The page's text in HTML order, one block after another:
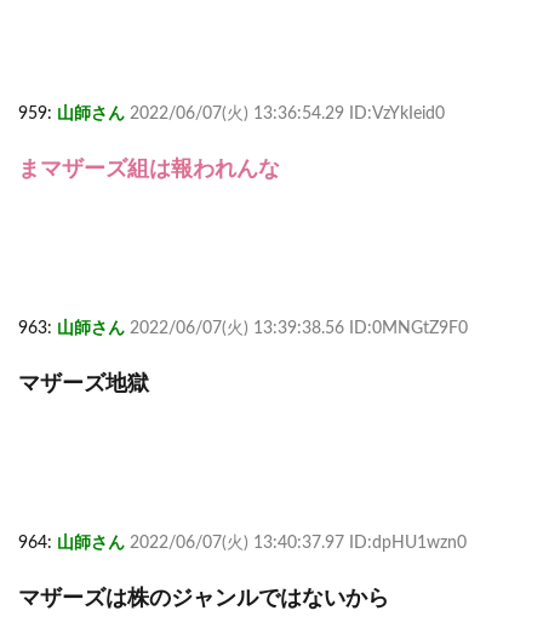
959: 山師さん 2022/06/07(火) 13:36:54.29 ID:VzYkIeid0
まマザーズ組は報われんな
963: 山師さん 2022/06/07(火) 13:39:38.56 ID:0MNGtZ9F0
マザーズ地獄
964: 山師さん 2022/06/07(火) 13:40:37.97 ID:dpHU1wzn0
マザーズは株のジャンルではないから